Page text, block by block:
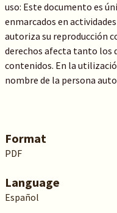
uso: Este documento es
enmarcados en
autoriza su reproducción
derechos afecta tanto los
contenidos. En la
nombre de la persona
Format
PDF
Language
Español